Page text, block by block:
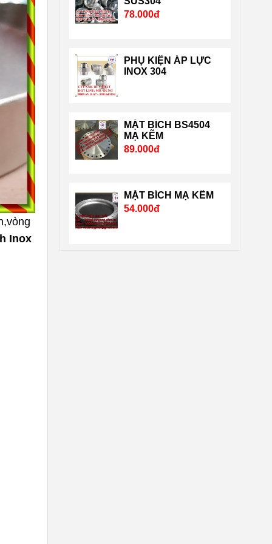
Inox
nghiêm ngặt của chuẩn
0909651167 Email:
Vattuhuyphat@gmail.com.
78.000đ
PHỤ KIỆN ÁP LỰC
INOX 304
MẶT BÍCH BS4504
MẠ KẼM
89.000đ
MẶT BÍCH MẠ KẼM
54.000đ